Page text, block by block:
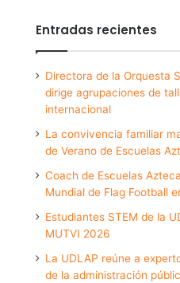
Entradas recientes
Directora de la Orquesta
dirige agrupaciones de
internacional
La convivencia familiar
de Verano de Escuelas
Coach de Escuelas
Mundial de Flag Football
Estudiantes STEM de la
MUTVI 2026
La UDLAP reúne a
de la administración